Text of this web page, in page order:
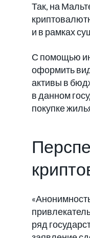
Так, на
и в рамках
С помощью
оформить
активы в
в данном
покупке
ряд